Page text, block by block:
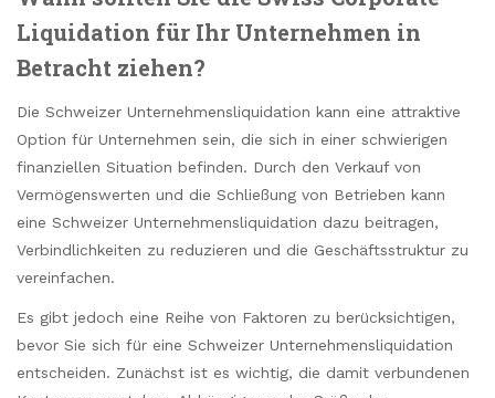
Liquidation für Ihr Unternehmen in
Betracht ziehen?
Die Schweizer Unternehmensliquidation kann eine attraktive
Option für Unternehmen sein, die sich in einer schwierigen
finanziellen Situation befinden. Durch den Verkauf von
Vermögenswerten und die Schließung von Betrieben kann
eine Schweizer Unternehmensliquidation dazu beitragen,
Verbindlichkeiten zu reduzieren und die Geschäftsstruktur zu
vereinfachen.
Es gibt jedoch eine Reihe von Faktoren zu berücksichtigen,
bevor Sie sich für eine Schweizer Unternehmensliquidation
entscheiden. Zunächst ist es wichtig, die damit verbundenen